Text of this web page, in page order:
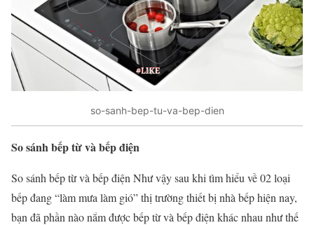
so-sanh-bep-tu-va-bep-dien
So sánh bếp từ và bếp điện
So sánh bếp từ và bếp điện Như vậy sau khi tìm hiểu về 02 loại
bếp đang “làm mưa làm gió” thị trường thiết bị nhà bếp hiện nay,
bạn đã phần nào nắm được bếp từ và bếp điện khác nhau như thế